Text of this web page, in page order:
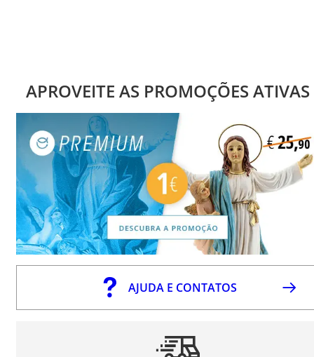
APROVEITE AS PROMOÇÕES ATIVAS
AJUDA E CONTATOS